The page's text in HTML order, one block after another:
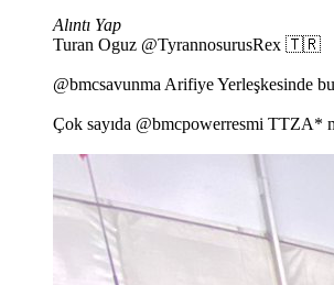
Alıntı Yap
Turan Oguz @TyrannosurusRex 🇹🇷
@bmcsavunma Arifiye Yerleşkesinde
Çok sayıda @bmcpowerresmi TTZA*